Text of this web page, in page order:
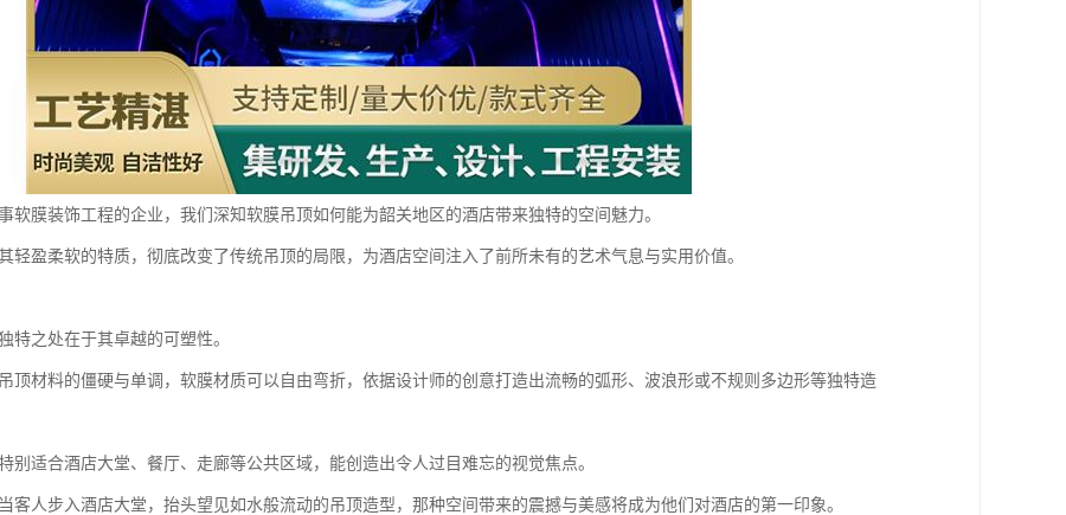
软膜装饰工程的企业，我们深知软膜吊顶如何能为韶关地区的酒店带来独特的空间魅力。
轻盈柔软的特质，彻底改变了传统吊顶的局限，为酒店空间注入了前所未有的艺术气息与实用价值。
特之处在于其卓越的可塑性。
顶材料的僵硬与单调，软膜材质可以自由弯折，依据设计师的创意打造出流畅的弧形、波浪形或不规则多边形等独特造
别适合酒店大堂、餐厅、走廊等公共区域，能创造出令人过目难忘的视觉焦点。
客人步入酒店大堂，抬头望见如水般流动的吊顶造型，那种空间带来的震撼与美感将成为他们对酒店的第一印象。